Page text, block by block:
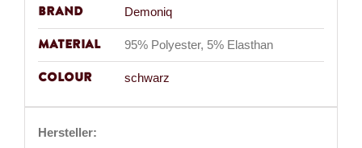
Brand Demoniq
Material 95% Polyester, 5% Elasthan
Colour schwarz
Hersteller: